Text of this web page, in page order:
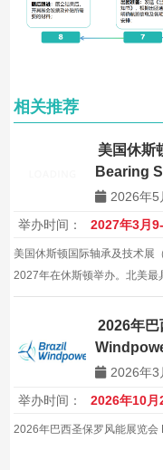
相关推荐
美国休斯
Bearing
2026年5
举办时间：
2027年3月
美国休斯顿国际轴承及技术展
2027年在休斯顿举办。北美最
20000平方米展览面积。
2026年巴
2026年3
举办时间：
2026年10月
2026年巴西圣保罗风能展览